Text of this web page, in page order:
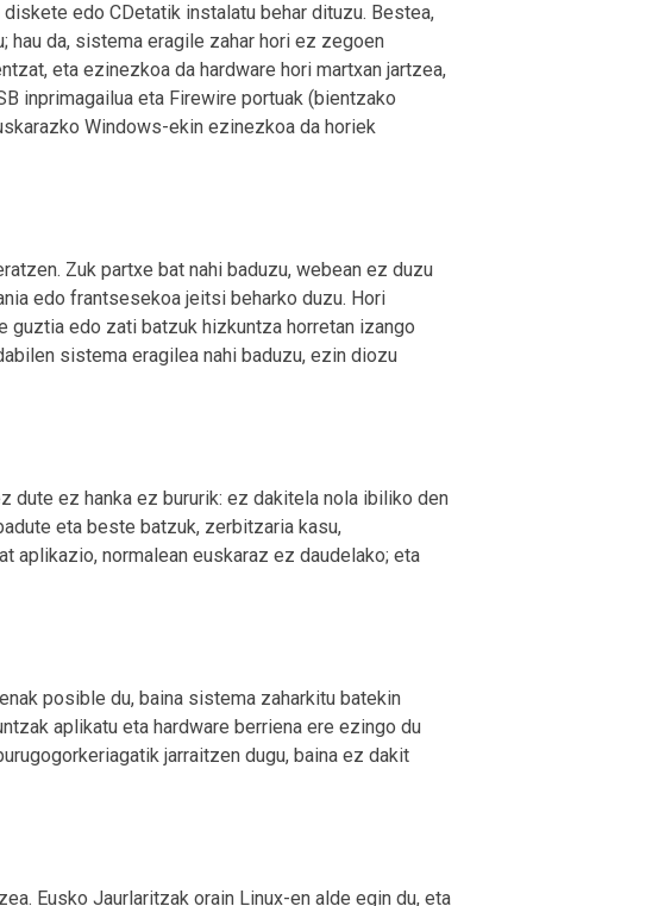
edo CDetatik instalatu behar dituzu. Bestea,
hau da, sistema eragile zahar hori ez zegoen
eta ezinezkoa da hardware hori martxan jartzea,
inprimagailua eta Firewire portuak (bientzako
Windows-ekin ezinezkoa da horiek
Zuk partxe bat nahi baduzu, webean ez duzu
edo frantsesekoa jeitsi beharko duzu. Hori
guztia edo zati batzuk hizkuntza horretan izango
sistema eragilea nahi baduzu, ezin diozu
dute ez hanka ez bururik: ez dakitela nola ibiliko den
eta beste batzuk, zerbitzaria kasu,
aplikazio, normalean euskaraz ez daudelako; eta
posible du, baina sistema zaharkitu batekin
aplikatu eta hardware berriena ere ezingo du
jarraitzen dugu, baina ez dakit
Eusko Jaurlaritzak orain Linux-en alde egin du, eta